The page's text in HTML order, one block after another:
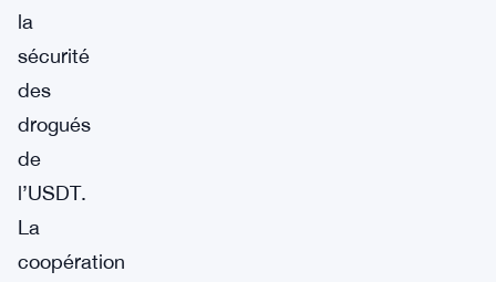
la
sécurité
des
drogués
de
l’USDT.
La
coopération